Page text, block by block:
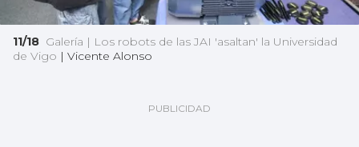
11/18 Galería | Los robots de las JAI 'asaltan' la Universidad
de Vigo | Vicente Alonso